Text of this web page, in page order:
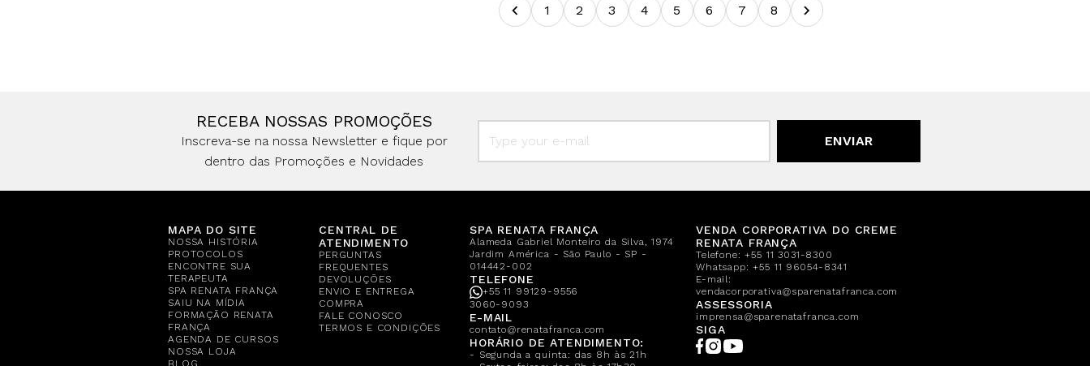
1
2 3 4 5 6 7 8
RECEBA NOSSAS PROMOÇÕES
Inscreva-se na nossa Newsletter e fique por
dentro das Promoções e Novidades
ENVIAR
MAPA DO SITE
NOSSA HISTÓRIA
PROTOCOLOS
ENCONTRE SUA
TERAPEUTA
SPA RENATA FRANÇA
SAIU NA MÍDIA
FORMAÇÃO RENATA
FRANÇA
AGENDA DE CURSOS
NOSSA LOJA
BLOG
CENTRAL DE
ATENDIMENTO
PERGUNTAS
FREQUENTES
DEVOLUÇÕES
ENVIO E ENTREGA
COMPRA
FALE CONOSCO
TERMOS E CONDIÇÕES
SPA RENATA FRANÇA
Alameda Gabriel Monteiro da Silva, 1974
Jardim América - São Paulo - SP -
014442-002
TELEFONE
+55 11 99129-9556
3060-9093
E-MAIL
contato@renatafranca.com
HORÁRIO DE ATENDIMENTO:
- Segunda a quinta: das 8h às 21h
VENDA CORPORATIVA DO CREME
RENATA FRANÇA
Telefone:+55 11 3031-8300
Whatsapp:+55 11 96054-8341
E-mail:
vendacorporativa@sparenatafranca.com
ASSESSORIA
imprensa@sparenatafranca.com
SIGA